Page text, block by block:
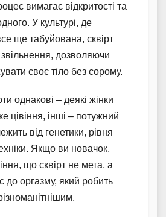
вимагає відкритості та
У культурі, де
ще табуйована, сквірт
дозволяючи
своє тіло без сорому.
однакові – деякі жінки
цівіння, інші – потужний
від генетики, рівня
Якщо ви новачок,
що сквірт не мета, а
до оргазму, який робить